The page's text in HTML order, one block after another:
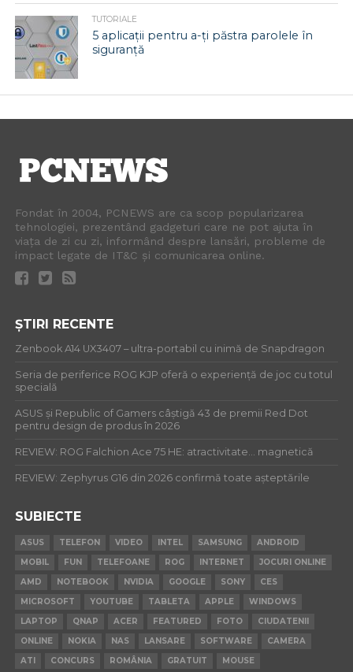
TUTORIALE
5 aplicații pentru a-ți păstra parolele în
siguranță
Fondat în 2004, PCNEWS are ca scop popularizarea
tehnologiei, prezentând gadgeturi care ne pot ajuta în
viața de zi cu zi, informând despre lansări, probleme de
impact legate de IT&C și comunicarea online.
ȘTIRI RECENTE
Zenbook A14 UX3407 – ultra-portabil cu inimă de Snapdragon
Seria de periferice ROG KJP oferă o experiență de joc cu totul
specială
ASUS și Republic of Gamers câștigă 43 de premii Red Dot
pentru design de produs în 2026
REVIEW: ROG Falchion Ace 75 HE: atractivitate… magnetică
REVIEW: Zephyrus G16 din 2026 confirmă toate așteptările
SUBIECTE
ASUS TELEFON VIDEO INTEL SAMSUNG
ANDROID
MOBIL
FUN TELEFOANE ROG INTERNET
JOCURI ONLINE
AMD
NOTEBOOK NVIDIA GOOGLE SONY
CES
MICROSOFT
YOUTUBE TABLETA APPLE
WINDOWS
LAPTOP
QNAP ACER FEATURED FOTO
CIUDATENII
ONLINE
NOKIA NAS LANSARE SOFTWARE
CAMERA
ATI
CONCURS ROMÂNIA GRATUIT MOUSE